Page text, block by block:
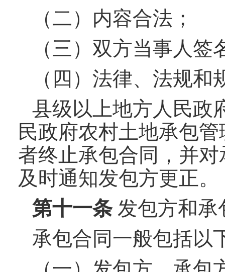
（二）内容合法；
（三）双方当事人
（四）法律、法规
县级以上地方人民政
民政府农村土地承包
者终止承包合同，并
及时通知发包方更正。
第十一条发包方和承
承包合同一般包括以